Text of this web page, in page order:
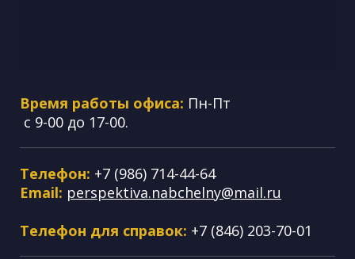
Время работы офиса: Пн-Пт
с 9-00 до 17-00.
Телефон: +7 (986) 714-44-64
Email: perspektiva.nabchelny@mail.ru
Телефон для справок: +7 (846) 203-70-01